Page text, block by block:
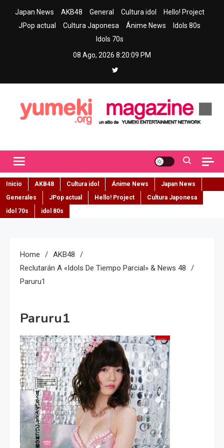
Japan News AKB48 General Cultura idol
Hello! Project
JPop actual
Cultura Japonesa Ánime News
Idols 80s
Idols 70s
08 Ago, 2026 8:20:10 PM
Inicio AKB48 Cultura idol Ánime News
Japan News
Generales
JPop actual Hello! Project
Cultura Japonesa
idol 70s
idol 80s
Home
AKB48
Reclutarán A «Idols De Tiempo Parcial» & News 48
Paruru1
Paruru1